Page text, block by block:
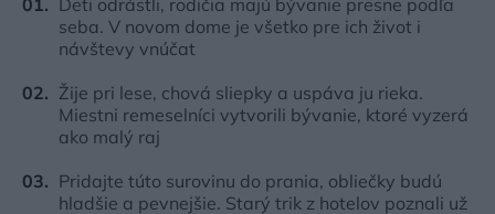
seba. V novom dome je všetko pre ich život i
návštevy vnúčat
Žije pri lese, chová sliepky a uspáva ju rieka.
Miestni remeselníci vytvorili bývanie, ktoré vyzerá
ako malý raj
Pridajte túto surovinu do prania, obliečky budú
hladšie a pevnejšie. Starý trik z hotelov poznali už